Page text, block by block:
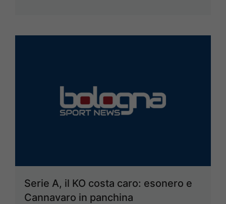
Serie A, il KO costa caro: esonero e
Cannavaro in panchina